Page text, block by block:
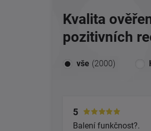
Kvalita
pozitivních
vše (2000)
5
Balení funkčnost?.